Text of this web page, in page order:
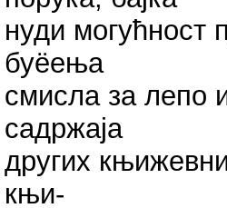
нуди могућност
буёења
смисла за лепо
садржаја
других
књи-